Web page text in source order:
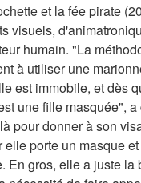
et la fée pirate
visuels,
humain. "La
à utiliser une
est immobile, et dès
une fille masquée",
pour donner à son
porte un masque
En gros, elle a juste la